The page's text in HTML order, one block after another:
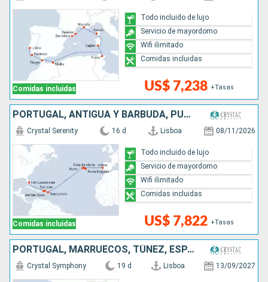
Comidas incluidas US$ 7,238 +Tasas
Todo incluido de lujo
Servicio de mayordomo
Wifi ilimitado
Comidas incluidas
PORTUGAL, ANTIGUA Y BARBUDA, PUERTO RICO, ESTADOS UNIDOS
Comidas incluidas
Crystal Serenity 16 d Lisboa 08/11/2026
US$ 7,822 +Tasas
Todo incluido de lujo
Servicio de mayordomo
Wifi ilimitado
Comidas incluidas
PORTUGAL, MARRUECOS, TÚNEZ, ESPAÑA, MONACO, ITALIA, FRANCIA
Crystal Symphony 19 d Lisboa 13/09/2027